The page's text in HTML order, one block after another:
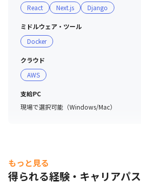
React
Next.js Django
ミドルウェア・ツール
Docker
クラウド
AWS
支給PC
現場で選択可能（Windows/Mac）
もっと見る
得られる経験・キャリアパス